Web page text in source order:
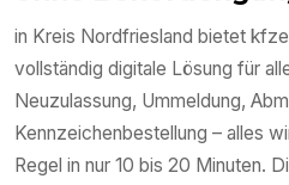
in Kreis Nordfriesland bietet
vollständig digitale Lösung für
Neuzulassung, Ummeldung,
Kennzeichenbestellung – alles
Regel in nur 10 bis 20 Minuten.